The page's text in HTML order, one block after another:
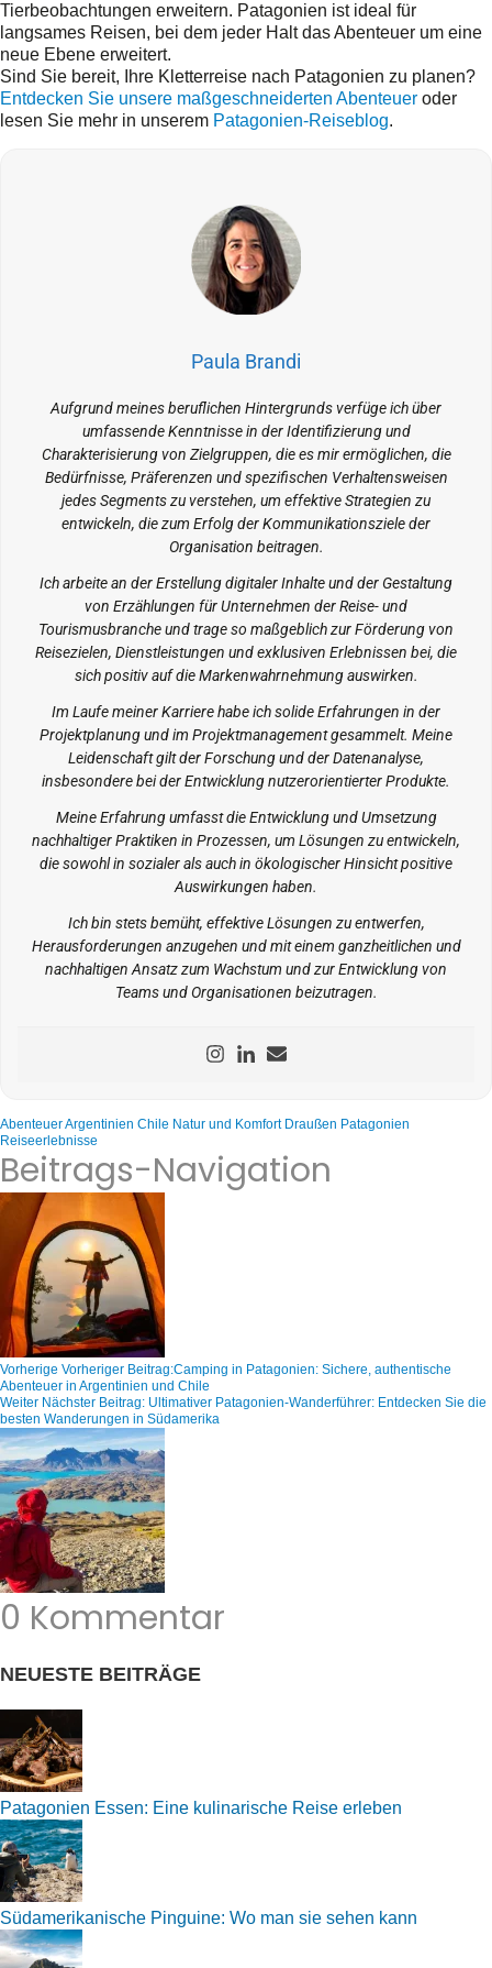
Tierbeobachtungen erweitern. Patagonien ist ideal für
langsames Reisen, bei dem jeder Halt das Abenteuer um eine
neue Ebene erweitert.
Sind Sie bereit, Ihre Kletterreise nach Patagonien zu planen?
Entdecken Sie unsere maßgeschneiderten Abenteuer oder
lesen Sie mehr in unserem Patagonien-Reiseblog.
Paula Brandi
Aufgrund meines beruflichen Hintergrunds verfüge ich über
umfassende Kenntnisse in der Identifizierung und
Charakterisierung von Zielgruppen, die es mir ermöglichen, die
Bedürfnisse, Präferenzen und spezifischen Verhaltensweisen
jedes Segments zu verstehen, um effektive Strategien zu
entwickeln, die zum Erfolg der Kommunikationsziele der
Organisation beitragen.
Ich arbeite an der Erstellung digitaler Inhalte und der Gestaltung
von Erzählungen für Unternehmen der Reise- und
Tourismusbranche und trage so maßgeblich zur Förderung von
Reisezielen, Dienstleistungen und exklusiven Erlebnissen bei, die
sich positiv auf die Markenwahrnehmung auswirken.
Im Laufe meiner Karriere habe ich solide Erfahrungen in der
Projektplanung und im Projektmanagement gesammelt. Meine
Leidenschaft gilt der Forschung und der Datenanalyse,
insbesondere bei der Entwicklung nutzerorientierter Produkte.
Meine Erfahrung umfasst die Entwicklung und Umsetzung
nachhaltiger Praktiken in Prozessen, um Lösungen zu entwickeln,
die sowohl in sozialer als auch in ökologischer Hinsicht positive
Auswirkungen haben.
Ich bin stets bemüht, effektive Lösungen zu entwerfen,
Herausforderungen anzugehen und mit einem ganzheitlichen und
nachhaltigen Ansatz zum Wachstum und zur Entwicklung von
Teams und Organisationen beizutragen.
AbenteuerArgentinien Chile Natur und Komfort Draußen Patagonien
Reiseerlebnisse
Beitrags-Navigation
Vorherige Vorheriger Beitrag:Camping in Patagonien: Sichere, authentische
Abenteuer in Argentinien und Chile
Weiter Nächster Beitrag: Ultimativer Patagonien-Wanderführer: Entdecken Sie die
besten Wanderungen in Südamerika
0 Kommentar
NEUESTE BEITRÄGE
Patagonien Essen: Eine kulinarische Reise erleben
Südamerikanische Pinguine: Wo man sie sehen kann